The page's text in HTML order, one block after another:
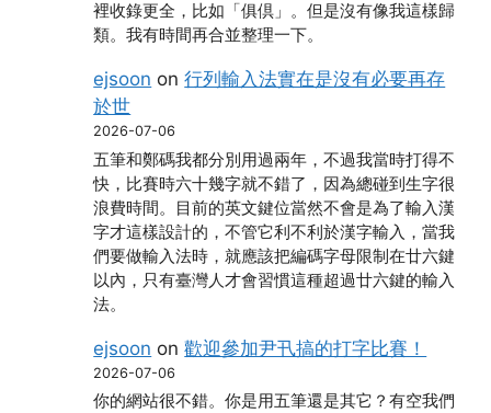
裡收錄更全，比如「俱倶」。但是沒有像我這樣歸
類。我有時間再合並整理一下。
ejsoon on行列輸入法實在是沒有必要再存
於世
2026-07-06
五筆和鄭碼我都分別用過兩年，不過我當時打得不
快，比賽時六十幾字就不錯了，因為總碰到生字很
浪費時間。目前的英文鍵位當然不會是為了輸入漢
字才這樣設計的，不管它利不利於漢字輸入，當我
們要做輸入法時，就應該把編碼字母限制在廿六鍵
以內，只有臺灣人才會習慣這種超過廿六鍵的輸入
法。
ejsoon on歡迎參加尹卂搞的打字比賽！
2026-07-06
你的網站很不錯。你是用五筆還是其它？有空我們